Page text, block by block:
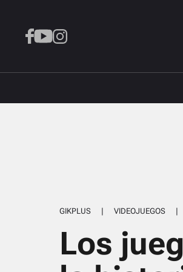
GIKPLUS | VIDEOJUEGOS |
Los